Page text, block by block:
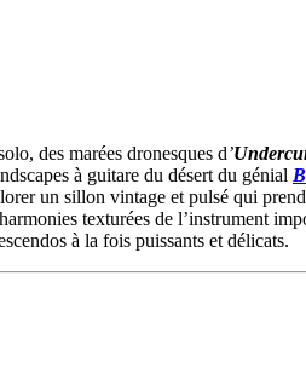
des marées dronesques d’
à guitare du désert du génial
un sillon vintage et pulsé qui
texturées de l’instrument
à la fois puissants et délicats.